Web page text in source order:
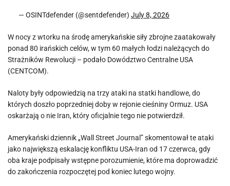
— OSINTdefender (@sentdefender) July 8, 2026
W nocy z wtorku na środę amerykańskie siły zbrojne zaatakowały
ponad 80 irańskich celów, w tym 60 małych łodzi należących do
Strażników Rewolucji – podało Dowództwo Centralne USA
(CENTCOM).
Naloty były odpowiedzią na trzy ataki na statki handlowe, do
których doszło poprzedniej doby w rejonie cieśniny Ormuz. USA
oskarżają o nie Iran, który oficjalnie tego nie potwierdził.
Amerykański dziennik „Wall Street Journal” skomentował te ataki
jako największą eskalację konfliktu USA-Iran od 17 czerwca, gdy
oba kraje podpisały wstępne porozumienie, które ma doprowadzić
do zakończenia rozpoczętej pod koniec lutego wojny.